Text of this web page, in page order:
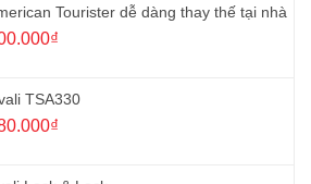
tại
là:
Tourister dễ dàng thay thế tại nhà
₫Giá
là:
300.000₫.
TSA330
₫Giá